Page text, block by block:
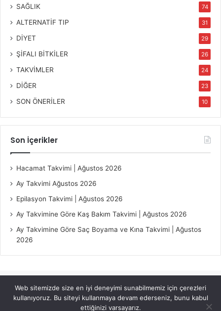
SAĞLIK 74
ALTERNATİF TIP 31
DİYET 29
ŞİFALI BİTKİLER 26
TAKVİMLER 24
DİĞER 23
SON ÖNERİLER 10
Son İçerikler
Hacamat Takvimi | Ağustos 2026
Ay Takvimi Ağustos 2026
Epilasyon Takvimi | Ağustos 2026
Ay Takvimine Göre Kaş Bakım Takvimi | Ağustos 2026
Ay Takvimine Göre Saç Boyama ve Kına Takvimi | Ağustos
2026
© Copyright 2026, All Rights Reserved |
Jannah Theme by
TieLabs
Web sitemizde size en iyi deneyimi sunabilmemiz için çerezleri
kullanıyoruz. Bu siteyi kullanmaya devam ederseniz, bunu kabul
ettiğinizi varsayarız.